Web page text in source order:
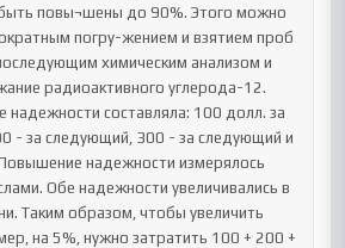
повы¬шены до 90%. Этого можно
погру-жением и взятием проб
химическим анализом и
радиоактивного углерода-12.
надежности составляла: 100 долл. за
- за следующий, 300 - за следующий и
надежности измерялось
Обе надежности увеличивались в
Таким образом, чтобы увеличить
на 5%, нужно затратить 100 + 200 +